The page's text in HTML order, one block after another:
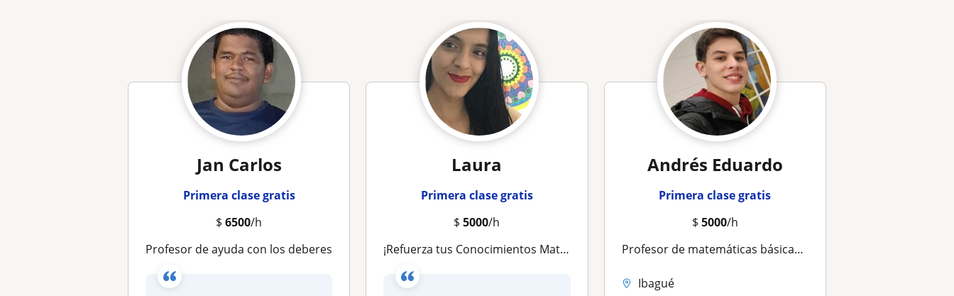
Jan Carlos
Primera clase gratis
$6500/h
Profesor de ayuda con los deberes
Laura
Primera clase gratis
$5000/h
¡Refuerza tus Conocimientos Matemáticos con una Profesora Apasionada! Hola Soy Laura Jiménez, recién graduada en Ing Industrial
Andrés Eduardo
Primera clase gratis
$ 5000/h
Profesor de matemáticas básicas y matematicas aplicadas
Ibagué